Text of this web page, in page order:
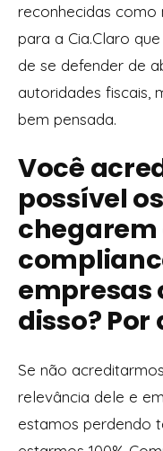
reconhecidas
para a Cia.Claro
de se defender de
autoridades fiscais,
bem pensada.
Você
possível
chegarem
empresas
disso? Por
Se não
relevância dele e
estamos perdendo